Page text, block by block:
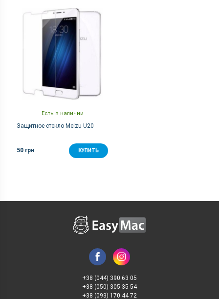
Есть в наличии
Защитное стекло Meizu U20
50 грн КУПИТЬ
+38 (044) 390 63 05
+38 (050) 305 35 54
+38 (093) 170 44 72